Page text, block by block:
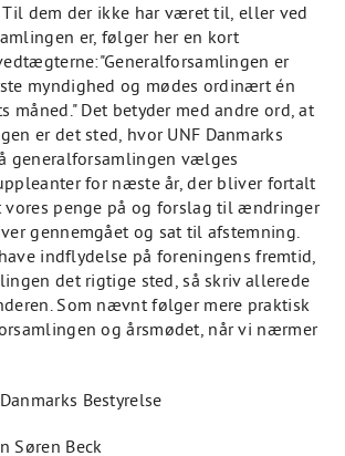
dem der ikke har været til, eller ved
er, følger her en kort
er
myndighed og mødes ordinært én
måned." Det betyder med andre ord, at
er det sted, hvor UNF Danmarks
generalforsamlingen vælges
for næste år, der bliver fortalt
vores penge på og forslag til ændringer
gennemgået og sat til afstemning.
indflydelse på foreningens fremtid,
det rigtige sted, så skriv allerede
Som nævnt følger mere praktisk
og årsmødet, når vi nærmer
Bestyrelse
Søren Beck